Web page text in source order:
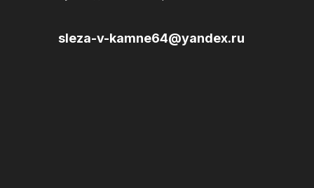
sleza-v-kamne64@yandex.ru